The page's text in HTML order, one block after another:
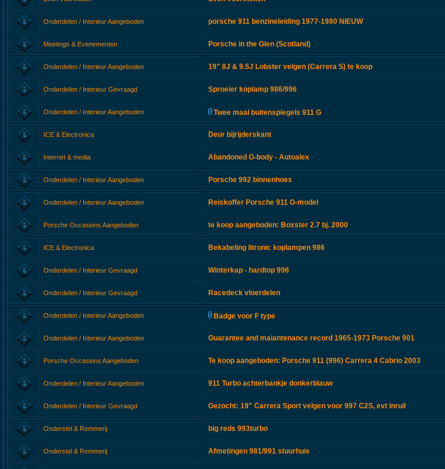
Onderdelen / Interieur Aangeboden porsche 911 benzineleiding 1977-1980 NIEUW
Meetings & Evenementen Porsche in the Glen (Scotland)
Onderdelen / Interieur Aangeboden 19" 8J & 9.5J Lobster velgen (Carrera S) te koop
Onderdelen / Interieur Gevraagd Sproeier koplamp 986/996
Onderdelen / Interieur Aangeboden Twee maal buitenspiegels 911 G
ICE & Electronica Deur bijrijderskant
Internet & media Abandoned G-body - Autoalex
Onderdelen / Interieur Aangeboden Porsche 992 binnenhoes
Onderdelen / Interieur Aangeboden Reiskoffer Porsche 911 G-model
Porsche Occasions Aangeboden te koop aangeboden: Boxster 2.7 bj. 2000
ICE & Electronica Bekabeling litronic koplampen 986
Onderdelen / Interieur Gevraagd Winterkap - hardtop 996
Onderdelen / Interieur Gevraagd Racedeck vloerdelen
Onderdelen / Interieur Aangeboden Badge voor F type
Onderdelen / Interieur Aangeboden Guarantee and maiantenance record 1965-1973 Porsche 901
Porsche Occasions Aangeboden Te koop aangeboden: Porsche 911 (996) Carrera 4 Cabrio 2003
Onderdelen / Interieur Aangeboden 911 Turbo achterbankje donkerblauw
Onderdelen / Interieur Gevraagd Gezocht: 19" Carrera Sport velgen voor 997 C2S, evt inruil
Onderstel & Remmerij big reds 993turbo
Onderstel & Remmerij Afmetingen 981/991 stuurhuis